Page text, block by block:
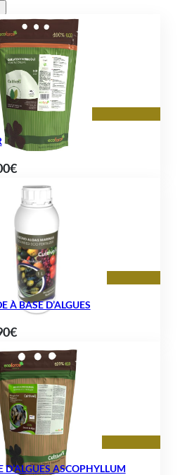
y suculentas
€Plage
de
prix :
à
88.00€
À BASE D’ALGUES
€Plage
de
prix :
19.99€
à
73.90€
D’ALGUES ASCOPHYLLUM